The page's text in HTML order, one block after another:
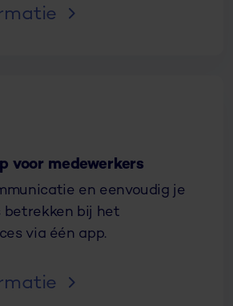
voor medewerkers
en eenvoudig je
betrekken bij het
via één app.